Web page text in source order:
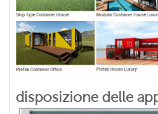
disposizione delle